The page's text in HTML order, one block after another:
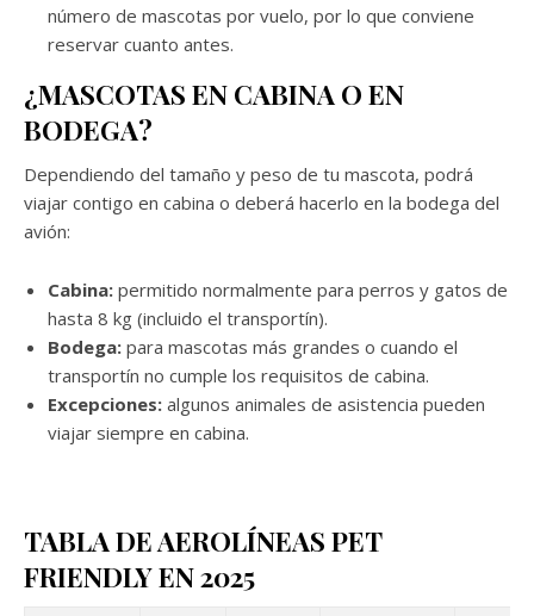
número de mascotas por vuelo, por lo que conviene
reservar cuanto antes.
¿MASCOTAS EN CABINA O EN
BODEGA?
Dependiendo del tamaño y peso de tu mascota, podrá
viajar contigo en cabina o deberá hacerlo en la bodega del
avión:
Cabina: permitido normalmente para perros y gatos de
hasta 8 kg (incluido el transportín).
Bodega: para mascotas más grandes o cuando el
transportín no cumple los requisitos de cabina.
Excepciones: algunos animales de asistencia pueden
viajar siempre en cabina.
TABLA DE AEROLÍNEAS PET
FRIENDLY EN 2025